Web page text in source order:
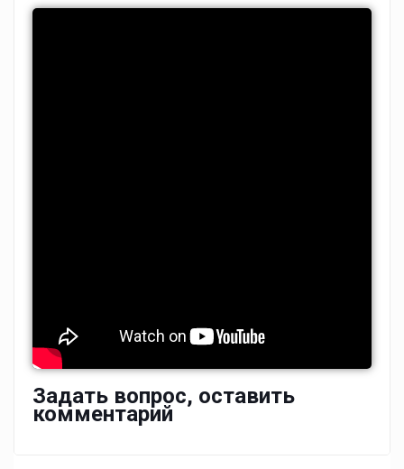
Задать вопрос, оставить
комментарий